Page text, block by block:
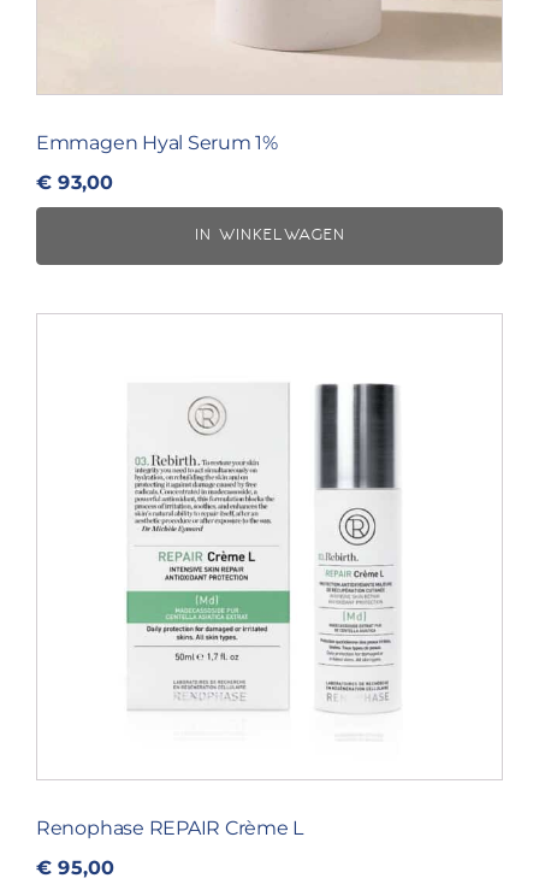
Emmagen Hyal Serum 1%
€ 93,00
IN WINKELWAGEN
Renophase REPAIR Crème L
€ 95,00